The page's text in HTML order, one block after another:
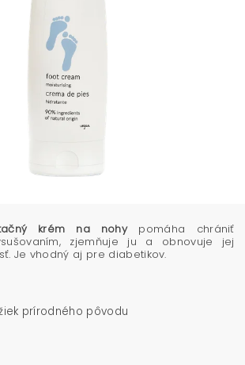
krém na nohypomáha chrániť
zjemňuje ju a obnovuje jej
Je vhodný aj pre diabetikov.
prírodného pôvodu